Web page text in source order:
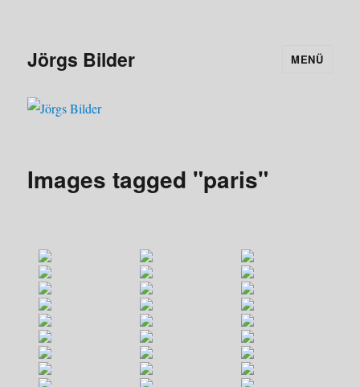
Jörgs Bilder MENÜ
Images tagged "paris"